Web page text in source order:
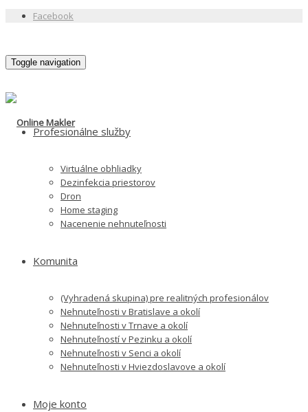
Facebook
Toggle navigation
Profesionálne služby
Virtuálne obhliadky
Dezinfekcia priestorov
Dron
Home staging
Nacenenie nehnuteľnosti
Komunita
(Vyhradená skupina) pre realitných profesionálov
Nehnuteľnosti v Bratislave a okolí
Nehnuteľnosti v Trnave a okolí
Nehnuteľností v Pezinku a okolí
Nehnuteľnosti v Senci a okolí
Nehnuteľnosti v Hviezdoslavove a okolí
Moje konto